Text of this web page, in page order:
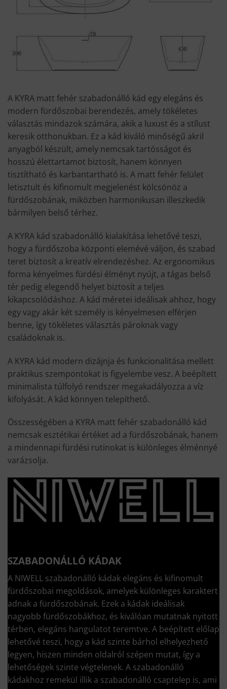
A KYRA matt fehér szabadonálló kád egy elegáns és
modern fürdőszobai berendezés, amely tökéletes
választás mindazok számára, akik a luxust és a stílust
keresik otthonukban. Ez a kád kiváló minőségű akril
anyagból készült, amely nemcsak tartósságot és
hosszú élettartamot biztosít, hanem könnyen
tisztítható és karbantartható is. A matt fehér felület
letisztult és kifinomult megjelenést kölcsönöz a
fürdőszobának, miközben harmonikusan illeszkedik
bármilyen belső térhez.
A KYRA kád szabadonálló kialakítása lehetővé teszi,
hogy a fürdőszoba központi elemévé váljon, és szabad
teret biztosít a kreatív elrendezéshez. Az ergonomikus
forma kényelmes fürdési élményt nyújt, a tágas belső
tér pedig elegendő helyet biztosít a teljes
kikapcsolódáshoz. A kád méretei ideálisak ahhoz, hogy
egy vagy akár két személy is kényelmesen elférjen
benne, így tökéletes választás pároknak vagy
családoknak is.
A KYRA kád modern dizájnja és funkcionalitása mellett
praktikus szempontokat is figyelembe vesz. A beépített
minimalista túlfolyó rendszer megakadályozza a víz
kifolyását. A kád könnyen telepíthető.
Összességében a KYRA matt fehér szabadonálló kád
nemcsak esztétikai értéket ad a fürdőszobának, hanem
a mindennapi fürdési rutinokat is különleges élménnyé
varázsolja.
SZABADONÁLLÓ KÁDAK
A NIWELL szabadonálló kádak elegáns és kifinomult
fürdőszobai megoldások, amelyek különleges karaktert
adnak a fürdőszobának. Ezek a kádak ideálisak
nagyobb fürdőszobákhoz, és kiválóan mutatnak nyitott
térben, elegáns hangulatot teremtve. A beépített előlap
lehetővé teszi, hogy a kád szinte bárhol elhelyezhető
legyen, hiszen minden oldalról szépen mutat, így a
lehetőségek szinte végtelenek. A szabadonálló
kádakhoz remekül illik a szabadonálló csaptelep is, ami